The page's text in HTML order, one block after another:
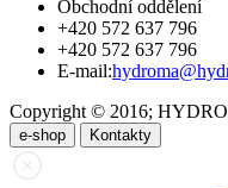
Obchodní oddělení
+420 572 637 796
+420 572 637 796
E-mail:
Copyright © 2016;
e-shop Kontakty